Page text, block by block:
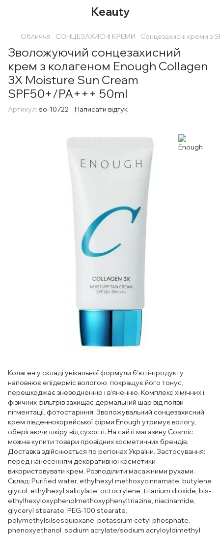
Keauty
Обличчя СОНЦЕЗАХИСНІ КРЕМИ Сонцезахисні креми з
Зволожуючий сонцезахисний
крем з колагеном Enough Collagen
3Х Moisture Sun Cream
SPF50+/PA+++ 50ml
Артикул: so-10722 Написати відгук
Колаген у складі унікальної формули б'юті-продукту
наповнює епідерміс вологою, покращує його тонус,
перешкоджає зневодненню і в'яненню. Комплекс хімічних і
фізичних фільтрів захищає дермальний шар від появи
пігментації, фотостаріння. Зволожувальний сонцезахисний
крем південнокорейської фірми Enough утримує вологу,
оберігаючи шкіру від сухості. На сайті магазину Cosmic
можна купити товари провідних косметичних брендів.
Доставка здійснюється по регіонах України. Застосування:
перед нанесенням декоративної косметики
використовувати крем. Розподілити масажними рухами.
Склад: Purified water, ethylhexyl methoxycinnamate, butylene
glycol, ethylhexyl salicylate, octocrylene, titanium dioxide, bis-
ethylhexyloxyphenolmethoxyphenyltriazine, niacinamide,
glyceryl stearate, PEG-100 stearate,
polymethylsilsesquioxane, potassium cetyl phosphate,
phenoxyethanol, sodium acrylate/sodium acryloyldimethyl